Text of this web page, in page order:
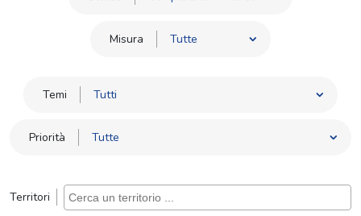
Misura
Temi
Priorità
Territori